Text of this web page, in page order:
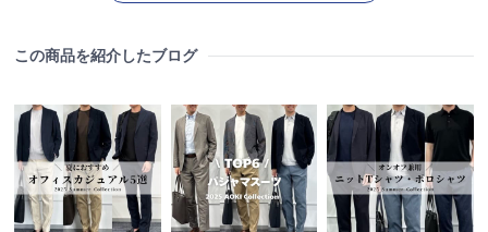
この商品を紹介したブログ